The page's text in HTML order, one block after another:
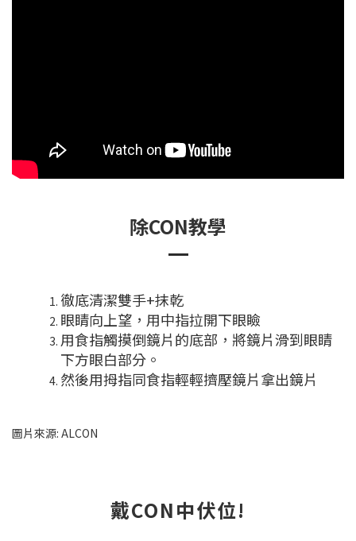
除CON教學
徹底清潔雙手+抹乾
眼睛向上望，用中指拉開下眼瞼
用食指觸摸倒鏡片的底部，將鏡片滑到眼睛
下方眼白部分。
然後用拇指同食指輕輕擠壓鏡片拿出鏡片
圖片來源: ALCON
戴CON中伏位!